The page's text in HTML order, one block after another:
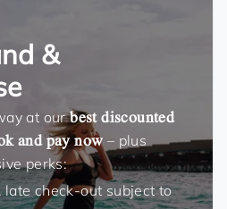
&
at ourbest discounted
and pay now – plus
perks:
late check-out subject to